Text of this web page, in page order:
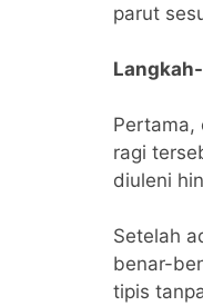
parut
Pertama,
ragi
diuleni
Setelah
benar-
tipis